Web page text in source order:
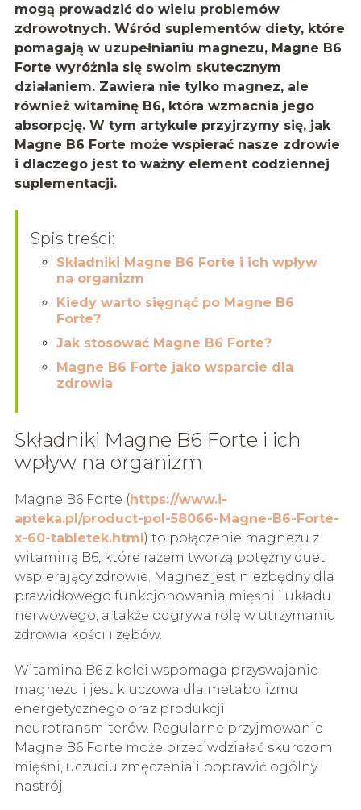
mogą prowadzić do wielu problemów
zdrowotnych. Wśród suplementów diety, które
pomagają w uzupełnianiu magnezu, Magne B6
Forte wyróżnia się swoim skutecznym
działaniem. Zawiera nie tylko magnez, ale
również witaminę B6, która wzmacnia jego
absorpcję. W tym artykule przyjrzymy się, jak
Magne B6 Forte może wspierać nasze zdrowie
i dlaczego jest to ważny element codziennej
suplementacji.
Spis treści:
Składniki Magne B6 Forte i ich wpływ
na organizm
Kiedy warto sięgnąć po Magne B6
Forte?
Jak stosować Magne B6 Forte?
Magne B6 Forte jako wsparcie dla
zdrowia
Składniki Magne B6 Forte i ich
wpływ na organizm
Magne B6 Forte (https://www.i-
apteka.pl/product-pol-58066-Magne-B6-Forte-
x-60-tabletek.html) to połączenie magnezu z
witaminą B6, które razem tworzą potężny duet
wspierający zdrowie. Magnez jest niezbędny dla
prawidłowego funkcjonowania mięśni i układu
nerwowego, a także odgrywa rolę w utrzymaniu
zdrowia kości i zębów.
Witamina B6 z kolei wspomaga przyswajanie
magnezu i jest kluczowa dla metabolizmu
energetycznego oraz produkcji
neurotransmiterów. Regularne przyjmowanie
Magne B6 Forte może przeciwdziałać skurczom
mięśni, uczuciu zmęczenia i poprawić ogólny
nastrój.